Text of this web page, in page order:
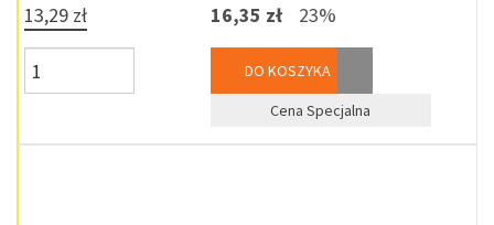
13,29 zł 16,35 zł 23%
DO KOSZYKA
Cena Specjalna